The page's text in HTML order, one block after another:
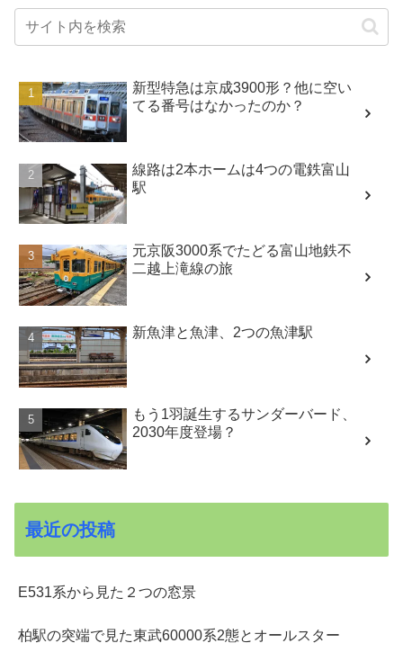
新型特急は京成3900形？他に空い
てる番号はなかったのか？
線路は2本ホームは4つの電鉄富山
駅
元京阪3000系でたどる富山地鉄不
二越上滝線の旅
新魚津と魚津、2つの魚津駅
もう1羽誕生するサンダーバード、
2030年度登場？
最近の投稿
E531系から見た２つの窓景
柏駅の突端で見た東武60000系2態とオールスター